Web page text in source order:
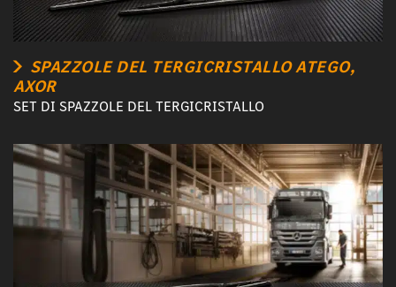
SPAZZOLE DEL TERGICRISTALLO ATEGO,
AXOR
SET DI SPAZZOLE DEL TERGICRISTALLO